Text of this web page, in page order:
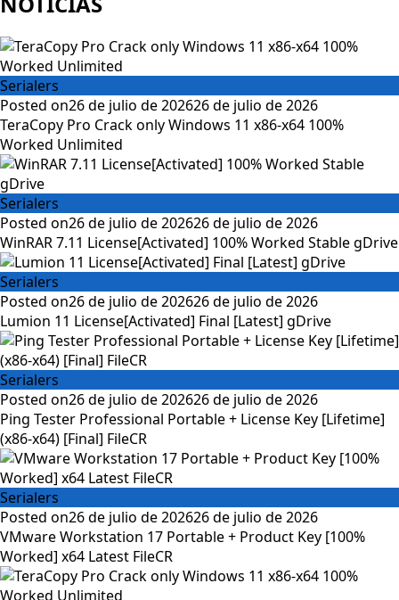
Serialers
Posted on26 de julio de 202626 de julio de 2026
TeraCopy Pro Crack only Windows 11 x86-x64 100%
Worked Unlimited
Serialers
Posted on26 de julio de 202626 de julio de 2026
WinRAR 7.11 License[Activated] 100% Worked Stable gDrive
Serialers
Posted on26 de julio de 202626 de julio de 2026
Lumion 11 License[Activated] Final [Latest] gDrive
Serialers
Posted on26 de julio de 202626 de julio de 2026
Ping Tester Professional Portable + License Key [Lifetime]
(x86-x64) [Final] FileCR
Serialers
Posted on26 de julio de 202626 de julio de 2026
VMware Workstation 17 Portable + Product Key [100%
Worked] x64 Latest FileCR